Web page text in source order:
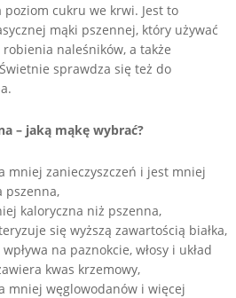
cukru we krwi. Jest to
mąki pszennej, który używać
naleśników, a także
sprawdza się też do
– jaką mąkę wybrać?
mniej zanieczyszczeń i jest mniej
pszenna,
kaloryczna niż pszenna,
się wyższą zawartością białka,
na paznokcie, włosy i układ
kwas krzemowy,
mniej węglowodanów i więcej